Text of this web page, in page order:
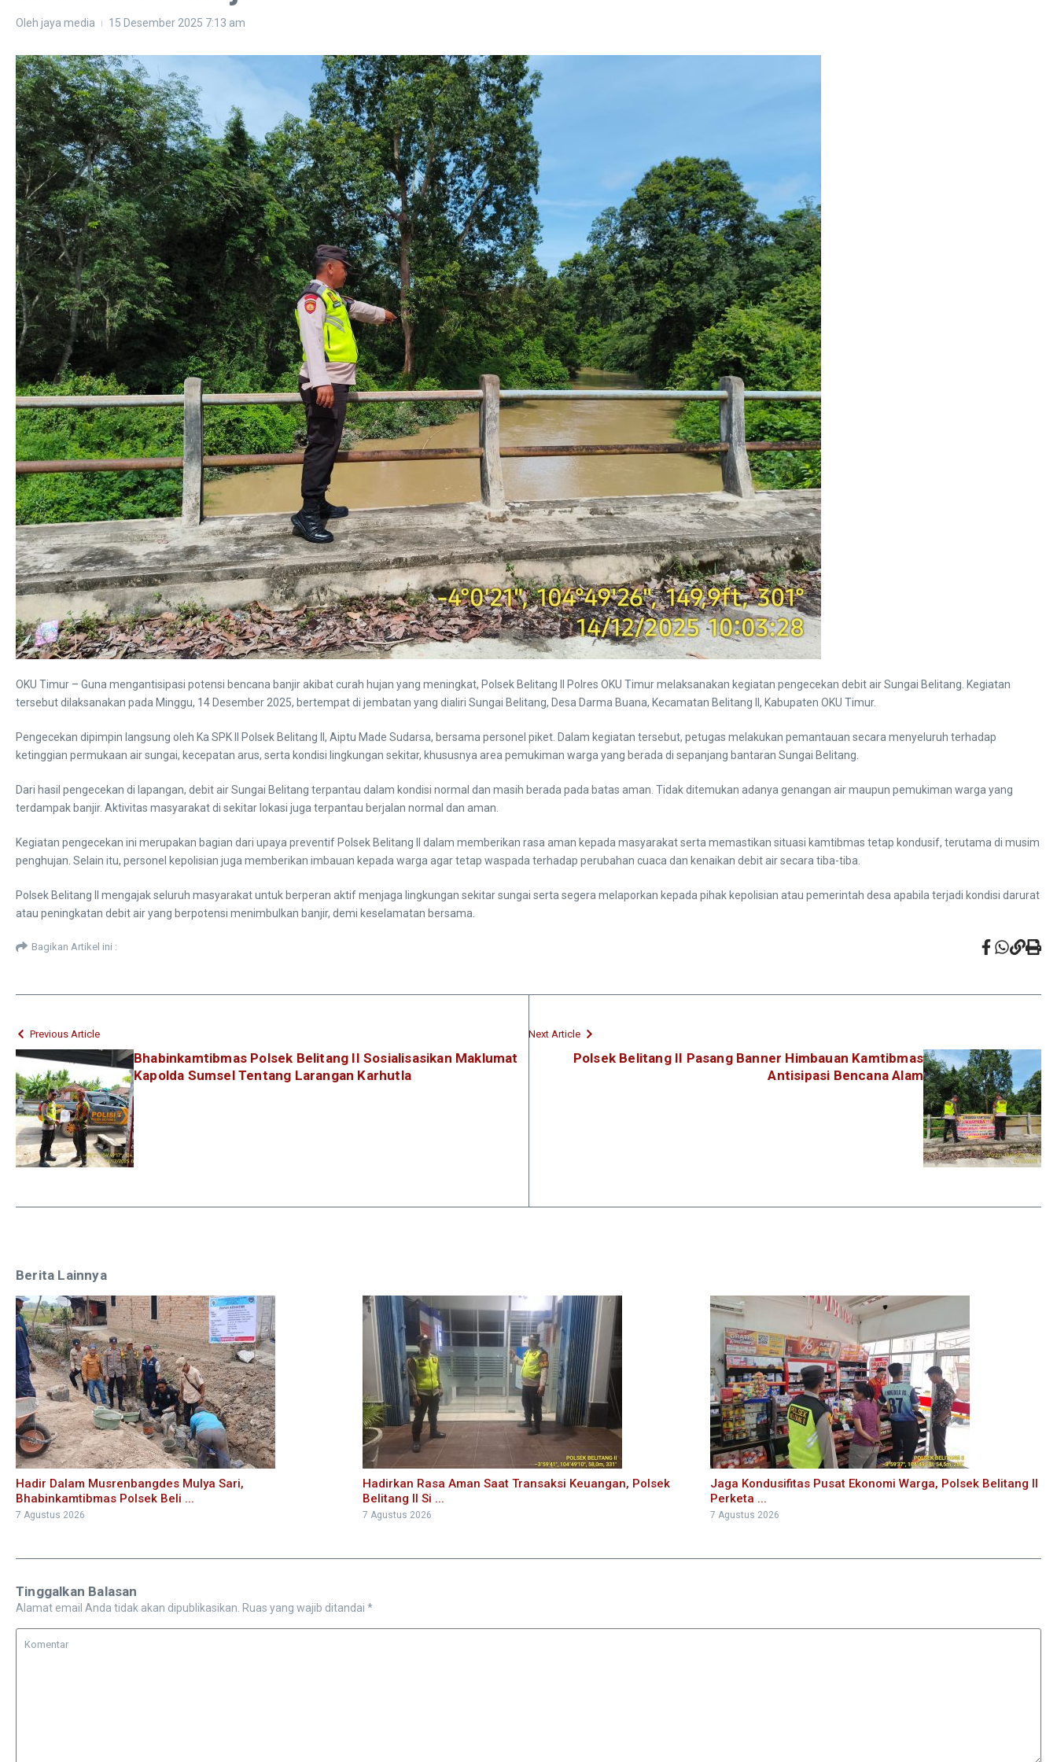
Oleh jaya media 15 Desember 2025 7:13 am
OKU Timur – Guna mengantisipasi potensi bencana banjir akibat curah hujan yang meningkat, Polsek Belitang II Polres OKU Timur melaksanakan kegiatan pengecekan debit air Sungai Belitang. Kegiatan
tersebut dilaksanakan pada Minggu, 14 Desember 2025, bertempat di jembatan yang dialiri Sungai Belitang, Desa Darma Buana, Kecamatan Belitang II, Kabupaten OKU Timur.
Pengecekan dipimpin langsung oleh Ka SPK II Polsek Belitang II, Aiptu Made Sudarsa, bersama personel piket. Dalam kegiatan tersebut, petugas melakukan pemantauan secara menyeluruh terhadap
ketinggian permukaan air sungai, kecepatan arus, serta kondisi lingkungan sekitar, khususnya area pemukiman warga yang berada di sepanjang bantaran Sungai Belitang.
Dari hasil pengecekan di lapangan, debit air Sungai Belitang terpantau dalam kondisi normal dan masih berada pada batas aman. Tidak ditemukan adanya genangan air maupun pemukiman warga yang
terdampak banjir. Aktivitas masyarakat di sekitar lokasi juga terpantau berjalan normal dan aman.
Kegiatan pengecekan ini merupakan bagian dari upaya preventif Polsek Belitang II dalam memberikan rasa aman kepada masyarakat serta memastikan situasi kamtibmas tetap kondusif, terutama di musim
penghujan. Selain itu, personel kepolisian juga memberikan imbauan kepada warga agar tetap waspada terhadap perubahan cuaca dan kenaikan debit air secara tiba-tiba.
Polsek Belitang II mengajak seluruh masyarakat untuk berperan aktif menjaga lingkungan sekitar sungai serta segera melaporkan kepada pihak kepolisian atau pemerintah desa apabila terjadi kondisi darurat
atau peningkatan debit air yang berpotensi menimbulkan banjir, demi keselamatan bersama.
Bagikan Artikel ini :
Previous Article
Bhabinkamtibmas Polsek Belitang II Sosialisasikan Maklumat
Kapolda Sumsel Tentang Larangan Karhutla
Next Article
Polsek Belitang II Pasang Banner Himbauan Kamtibmas
Antisipasi Bencana Alam
Berita Lainnya
Hadir Dalam Musrenbangdes Mulya Sari,
Bhabinkamtibmas Polsek Beli ...
7 Agustus 2026
Hadirkan Rasa Aman Saat Transaksi Keuangan, Polsek
Belitang II Si ...
7 Agustus 2026
Jaga Kondusifitas Pusat Ekonomi Warga, Polsek Belitang II
Perketa ...
7 Agustus 2026
Tinggalkan Balasan
Alamat email Anda tidak akan dipublikasikan. Ruas yang wajib ditandai *